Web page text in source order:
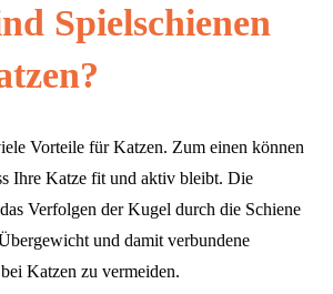
Spielschienen
Vorteile für Katzen. Zum einen können
Ihre Katze fit und aktiv bleibt. Die
Verfolgen der Kugel durch die Schiene
und damit verbundene
Katzen zu vermeiden.